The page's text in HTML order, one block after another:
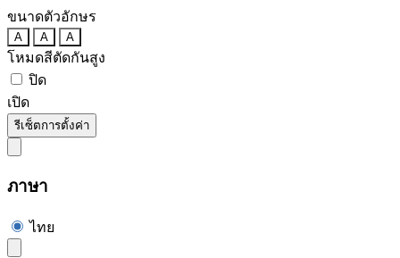
ขนาดตัวอักษร
A A A
โหมดสีตัดกันสูง
ปิด
เปิด
รีเซ็ตการตั้งค่า
ภาษา
ไทย